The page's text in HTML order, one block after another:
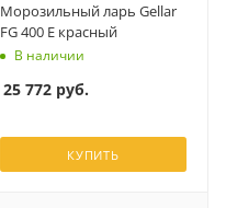
Морозильный ларь Gellar
FG 400 E красный
В наличии
25 772 руб.
КУПИТЬ